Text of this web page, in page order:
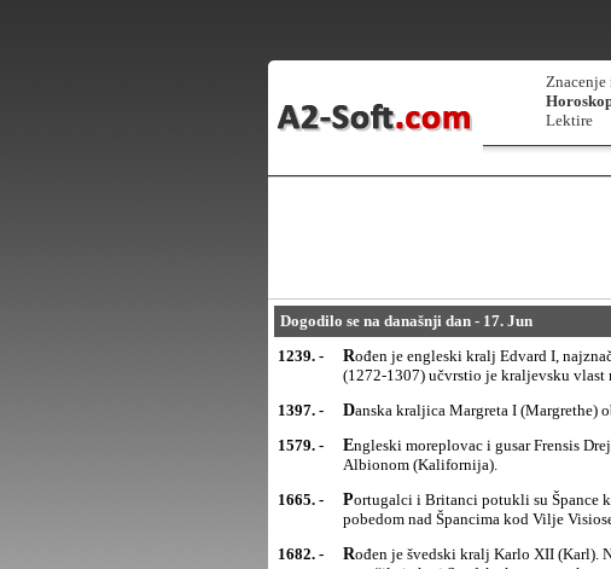
Znacenje
Lektire
Dogodilo se na današnji dan - 17. Jun
1239. -
Rođen je engleski kralj Edvard I, najznačajniji engleskivladar iz dinastije Plantagenet. Tokom vladavine
(1272-1307) učvrstio je kraljevsku
1397. -
Danska kraljica Margreta I
1579. -
Engleski moreplovac i gusar Frensis Drejk (Francis Drake)proglasio je suverenitet Engleske nad Nju
Albionom (Kalifornija).
1665. -
Portugalci i Britanci potukli su Špance kod Montes Klarosa, što je omogućilo Portugalcima da još jednom
pobedom nad Špancima kod Vilje
1682. -
Rođen je švedski kralj Karlo XII (Karl). Njegova vladavina (1697-1718), tokom koje je uglavnom ratovao,